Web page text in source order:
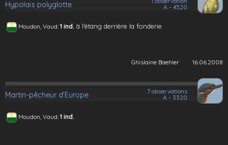
Hypolaïs polyglotte
A - 4520
Moudon, Vaud: 1 ind. à l'étang derrière la fonderie
Ghislaine Baehler 16.06.2008
Martin-pêcheur d'Europe
7 observations
A - 3320
Moudon, Vaud: 1 ind.